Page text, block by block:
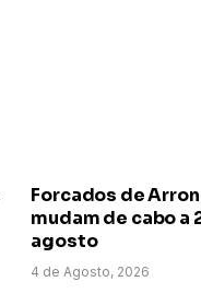
Forcados de
mudam de cabo a
agosto
4 de Agosto, 2026